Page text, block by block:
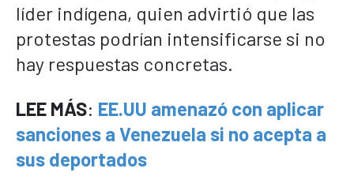
líder indígena, quien advirtió que las
protestas podrían intensificarse si no
hay respuestas concretas.
LEE MÁS: EE.UU amenazó con aplicar
sanciones a Venezuela si no acepta a
sus deportados